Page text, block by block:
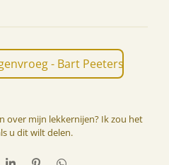
- Bart Peeters
over mijn lekkernijen? Ik zou het
u dit wilt delen.